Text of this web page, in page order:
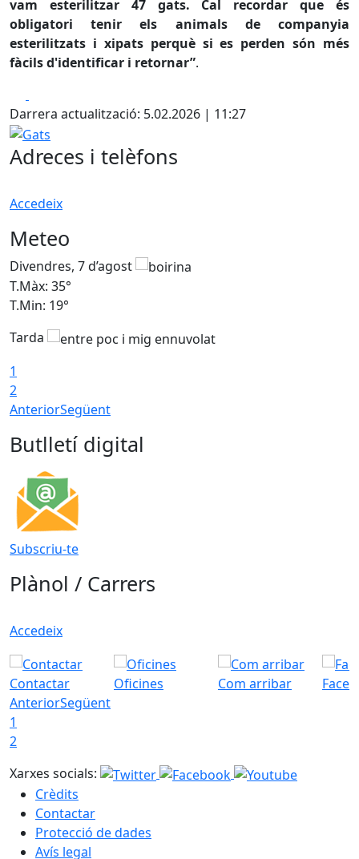
vam esterilitzar 47 gats. Cal recordar que és
obligatori tenir els animals de companyia
esterilitzats i xipats perquè si es perden són més
fàcils d'identificar i retornar”.
Darrera actualització: 5.02.2026 | 11:27
Gats
Adreces i telèfons
Accedeix
Meteo
Divendres, 7 d’agost
T.Màx: 35°
T.Min: 19°
Tarda
1
2
AnteriorSegüent
Butlletí digital
Subscriu-te
Plànol / Carrers
Accedeix
Contactar Oficines Com arribar
AnteriorSegüent
1
2
Xarxes socials:
Crèdits
Contactar
Protecció de dades
Avís legal